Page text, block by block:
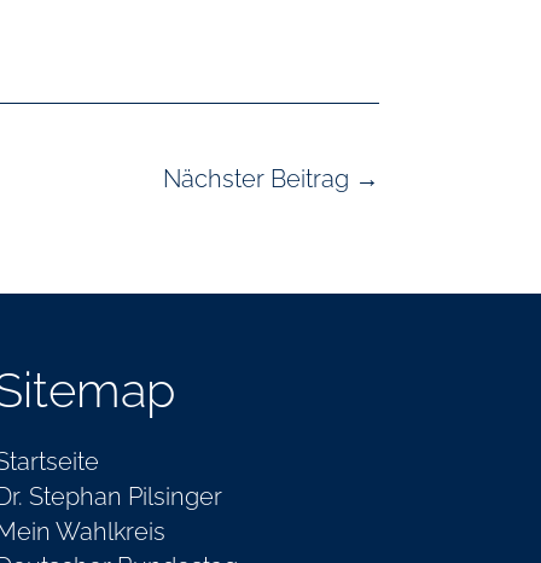
Nächster Beitrag →
Stephan Pilsinger
Wahlkreis